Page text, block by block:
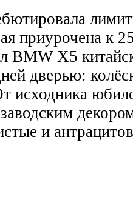
приурочена к
BMW X5
дверью:
исходника
и